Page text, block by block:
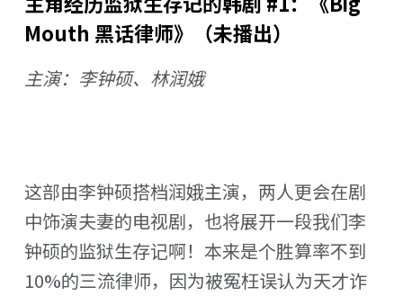
Mouth 黑话律师》（未播出）
主演：李钟硕、林润娥
这部由李钟硕搭档润娥主演，两人更会在剧
中饰演夫妻的电视剧，也将展开一段我们李
钟硕的监狱生存记啊！本来是个胜算率不到
10%的三流律师，因为被冤枉误认为天才诈